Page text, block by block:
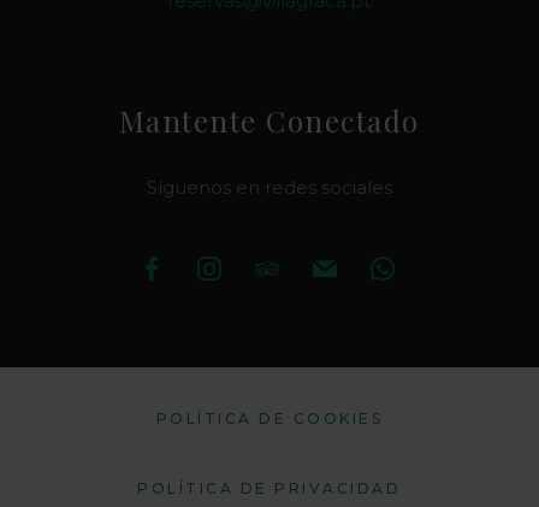
Mantente Conectado
Síguenos en redes sociales
POLÍTICA DE COOKIES
POLÍTICA DE PRIVACIDAD